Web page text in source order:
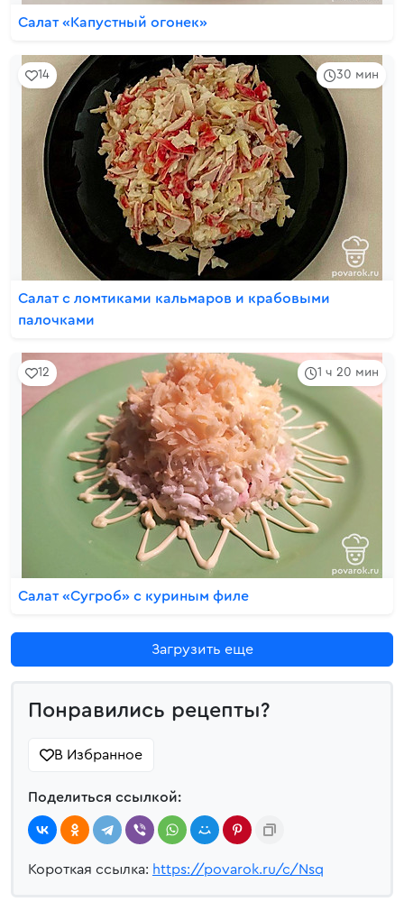
Салат «Капустный огонек»
30 мин
14
Салат с ломтиками кальмаров и крабовыми
палочками
1 ч 20 мин
12
Салат «Сугроб» с куриным филе
Загрузить еще
Понравились рецепты?
В Избранное
Поделиться ссылкой:
Короткая ссылка: https://povarok.ru/c/Nsq